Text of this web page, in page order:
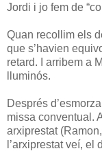
Jordi i jo fem de
Quan recollim els
que s’havien
retard. I arribem a
lluminós.
Després
missa conventual.
arxiprestat
l’arxiprestat veí,